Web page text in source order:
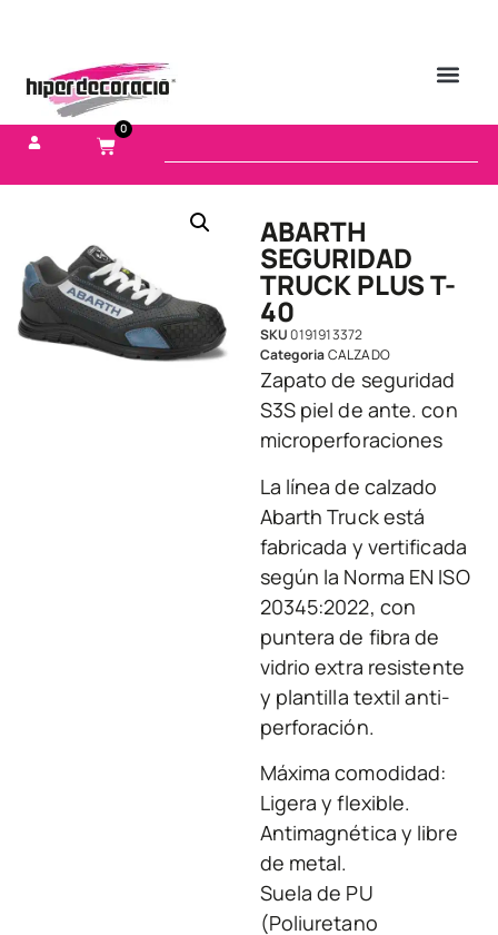
0
ABARTH
SEGURIDAD
TRUCK PLUS T-
40
SKU0191913372
CategoriaCALZADO
Zapato de seguridad
S3S piel de ante. con
microperforaciones
La línea de calzado
Abarth Truck está
fabricada y vertificada
según la Norma EN ISO
20345:2022, con
puntera de fibra de
vidrio extra resistente
y plantilla textil anti-
perforación.
Máxima comodidad:
Ligera y flexible.
Antimagnética y libre
de metal.
Suela de PU
(Poliuretano